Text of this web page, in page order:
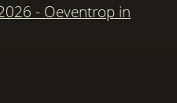
- Oeventrop in